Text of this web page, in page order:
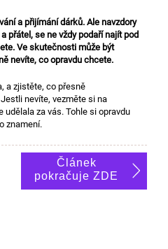
a přijímání dárků. Ale navzdory
přátel, se ne vždy podaří najít pod
Ve skutečnosti může být
nevíte, co opravdu chcete.
a zjistěte, co přesně
nevíte, vezměte si na
za vás. Tohle si opravdu
znamení.
Článek
pokračuje ZDE